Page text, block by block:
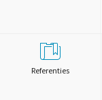
Referenties